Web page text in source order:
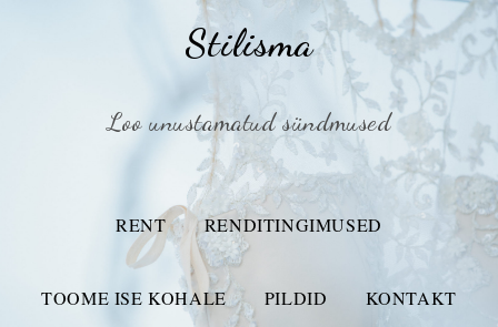
Stilisma
Loo unustamatud sündmused
RENT RENDITINGIMUSED
TOOME ISE KOHALE PILDID KONTAKT